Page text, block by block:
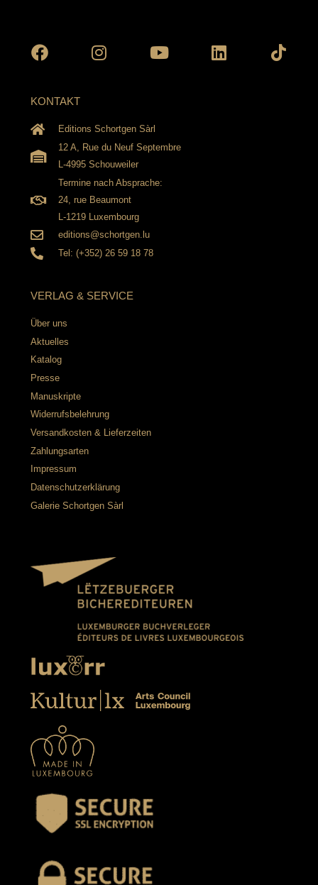
KONTAKT
Editions Schortgen Sàrl
12 A, Rue du Neuf Septembre
L-4995 Schouweiler
Termine nach Absprache:
24, rue Beaumont
L-1219 Luxembourg
editions@schortgen.lu
Tel: (+352) 26 59 18 78
VERLAG & SERVICE
Über uns
Aktuelles
Katalog
Presse
Manuskripte
Widerrufsbelehrung
Versandkosten & Lieferzeiten
Zahlungsarten
Impressum
Datenschutzerklärung
Galerie Schortgen Sàrl